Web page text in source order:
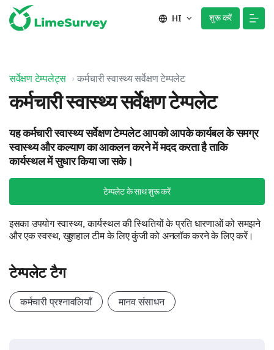
HI शुरू करें
सर्वेक्षण टेम्पलेट्स कर्मचारी स्वास्थ्य सर्वेक्षण टेम्पलेट
कर्मचारी स्वास्थ्य सर्वेक्षण टेम्पलेट
यह कर्मचारी स्वास्थ्य सर्वेक्षण टेम्पलेट आपको आपके कार्यबल के समग्र
स्वास्थ्य और कल्याण का आकलन करने में मदद करता है ताकि
कार्यस्थल में सुधार किया जा सके।
टेम्पलेट के साथ शुरू करें
इसका उपयोग स्वास्थ्य, कार्यस्थल की स्थितियों के प्रति धारणाओं को समझने
और एक स्वस्थ, खुशहाल टीम के लिए कुंजी को अनलॉक करने के लिए करें।
टेम्पलेट टैग
कर्मचारी प्रश्नावलियाँ मानव संसाधन